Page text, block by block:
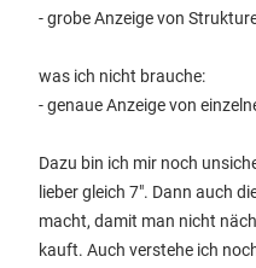
- grobe Anzeige von
was ich nicht brauche:
- genaue Anzeige von
Dazu bin ich mir noch
lieber gleich 7". Dann auch
macht, damit man nicht
kauft. Auch verstehe ich